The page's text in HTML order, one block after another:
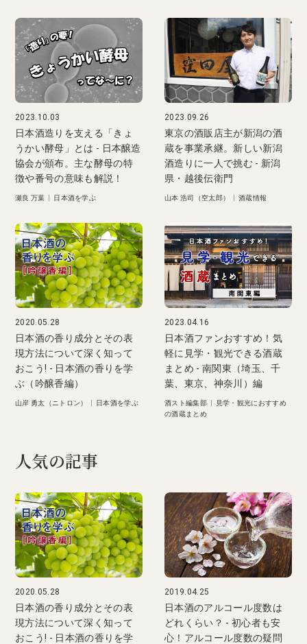
2023.10.03
日本酒造りを支える「きょ
うかい酵母」とは - 日本醸造
協会が頒布。主な酵母の特
徴や番号の意味も解説！
瀬良 万葉 日本酒を学ぶ
2023.09.26
東京の酒販店主が新潟の酒
蔵を事業承継。新しい新潟
酒造りに一人で挑む - 新潟
県・越後伝衛門
山本 浩司（空太郎） 酒蔵情報
2020.05.28
日本酒の香り成分とその表
現方法について深く知って
おこう! - 日本酒の香りを学
ぶ（吟醸香編）
山岸 勇太（ニトロン） 日本酒を学ぶ
2023.04.16
日本酒ファンおすすめ！気
軽に見学・観光できる酒蔵
まとめ - 南関東（埼玉、千
葉、東京、神奈川）編
酒スト編集部
見学・観光におすすめ
の酒蔵まとめ
人気の記事
2020.05.28
日本酒の香り成分とその表
現方法について深く知って
おこう! - 日本酒の香りを学
2019.04.25
日本酒のアルコール度数は
どれくらい？ - 初心者も安
心！アルコール度数の疑問